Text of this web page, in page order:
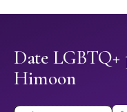
Date
Himoon